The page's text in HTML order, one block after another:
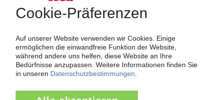
Über das KunststoffWeb
versorgt das KunststoffWeb bereits seit 1996 die Fach-
und Führungskräfte der Branche mit täglichen
Nachrichten rund um das Thema "Kunststoffe". Im Fokus
der Berichterstattung ist dabei die Preisentwicklung für